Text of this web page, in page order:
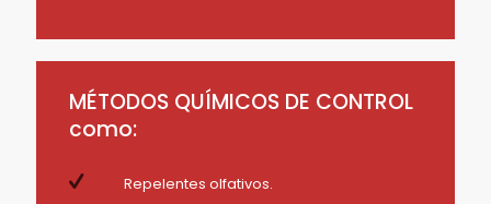
MÉTODOS QUÍMICOS DE CONTROL
como:
Repelentes olfativos.